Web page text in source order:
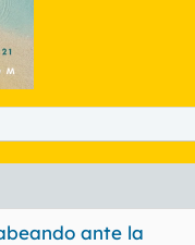
ante la